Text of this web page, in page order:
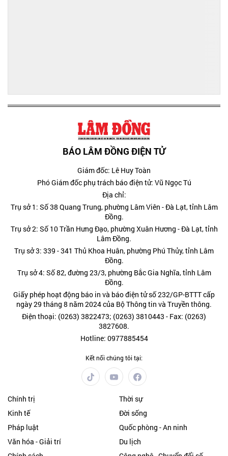
BÁO LÂM ĐỒNG ĐIỆN TỬ
Giám đốc: Lê Huy Toàn
Phó Giám đốc phụ trách báo điện tử: Vũ Ngọc Tú
Địa chỉ:
Trụ sở 1: Số 38 Quang Trung, phường Lâm Viên - Đà Lạt, tỉnh Lâm
Đồng.
Trụ sở 2: Số 10 Trần Hưng Đạo, phường Xuân Hương - Đà Lạt, tỉnh
Lâm Đồng.
Trụ sở 3: 339 - 341 Thủ Khoa Huân, phường Phú Thủy, tỉnh Lâm
Đồng.
Trụ sở 4: Số 82, đường 23/3, phường Bắc Gia Nghĩa, tỉnh Lâm
Đồng.
Giấy phép hoạt động báo in và báo điện tử số 232/GP-BTTT cấp
ngày 29 tháng 8 năm 2024 của Bộ Thông tin và Truyền thông.
Điện thoại: (0263) 3822473; (0263) 3810443 - Fax: (0263)
3827608.
Hotline: 0977885454
Kết nối chúng tôi tại:
Chính trị
Thời sự
Kinh tế
Đời sống
Pháp luật
Quốc phòng - An ninh
Văn hóa - Giải trí
Du lịch